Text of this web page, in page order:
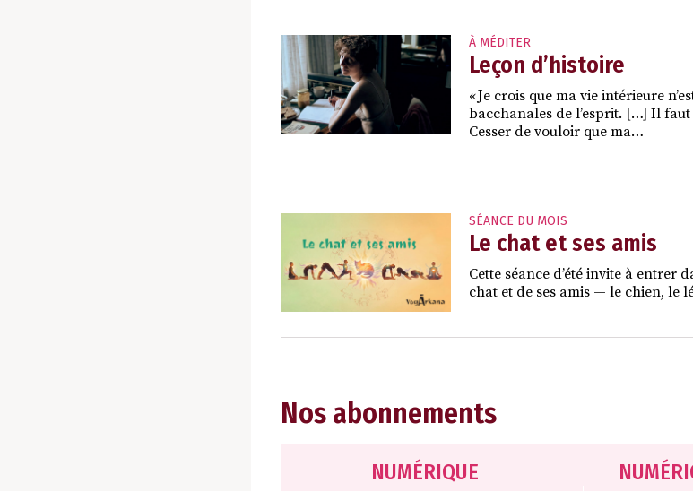
À MÉDITER
Leçon d’histoire
« Je crois que ma vie intérieure
bacchanales de l’esprit. […] Il
Cesser de vouloir que ma…
SÉANCE DU MOIS
Le chat et ses amis
Cette séance d’été invite à
chat et de ses amis — le chien, le
Nos abonnements
NUMÉRIQUE